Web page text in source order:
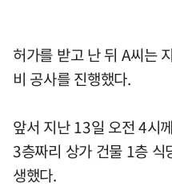
허가를 받고 난 뒤 A씨는
비 공사를 진행했다.
앞서 지난 13일 오전 4시
3층짜리 상가 건물 1층 식
생했다.